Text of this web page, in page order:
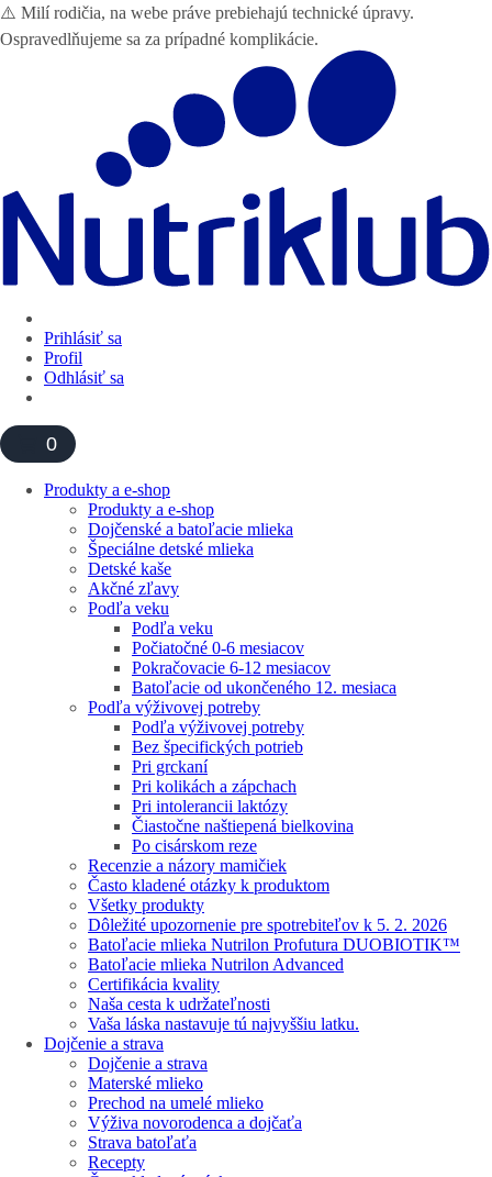
⚠️ Milí rodičia, na webe práve prebiehajú technické úpravy.
Ospravedlňujeme sa za prípadné komplikácie.
Prihlásiť sa
Profil
Odhlásiť sa
0
Produkty a e-shop
Produkty a e-shop
Dojčenské a batoľacie mlieka
Špeciálne detské mlieka
Detské kaše
Akčné zľavy
Podľa veku
Podľa veku
Počiatočné 0-6 mesiacov
Pokračovacie 6-12 mesiacov
Batoľacie od ukončeného 12. mesiaca
Podľa výživovej potreby
Podľa výživovej potreby
Bez špecifických potrieb
Pri grckaní
Pri kolikách a zápchach
Pri intolerancii laktózy
Čiastočne naštiepená bielkovina
Po cisárskom reze
Recenzie a názory mamičiek
Často kladené otázky k produktom
Všetky produkty
Dôležité upozornenie pre spotrebiteľov k 5. 2. 2026
Batoľacie mlieka Nutrilon Profutura DUOBIOTIK™
Batoľacie mlieka Nutrilon Advanced
Certifikácia kvality
Naša cesta k udržateľnosti
Vaša láska nastavuje tú najvyššiu latku.
Dojčenie a strava
Dojčenie a strava
Materské mlieko
Prechod na umelé mlieko
Výživa novorodenca a dojčaťa
Strava batoľaťa
Recepty